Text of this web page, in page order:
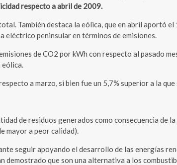
respecto a abril de 2009.
También destaca la eólica, que en abril aportó
peninsular en términos de emisiones.
de CO2 por kWh con respecto al pasado
a marzo, si bien fue un 5,7% superior a la
de residuos generados como consecuencia de
mayor a peor calidad).
seguir apoyando el desarrollo de las energías
que son una alternativa a los